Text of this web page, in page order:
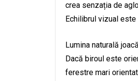
crea senzația de
Echilibrul vizual este
Lumina naturală
Dacă biroul este
ferestre mari